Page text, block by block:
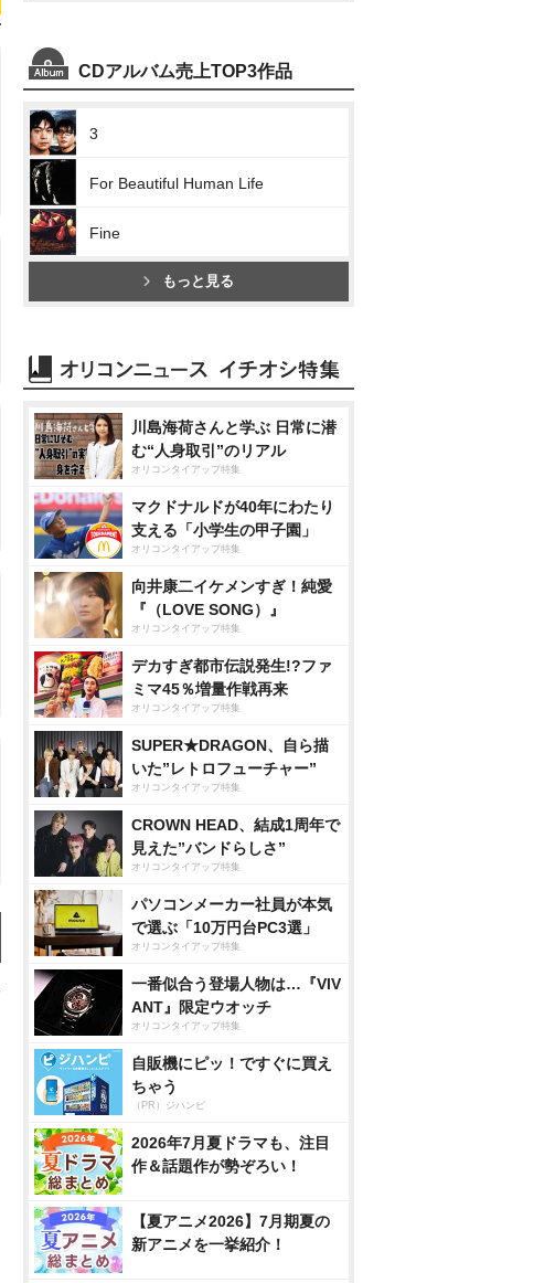
CDアルバム売上TOP3作品
3
For Beautiful Human Life
Fine
もっと見る
川島海荷さんと学ぶ 日常に潜
む“人身取引”のリアル
オリコンタイアップ特集
マクドナルドが40年にわたり
支える「小学生の甲子園」
オリコンタイアップ特集
向井康二イケメンすぎ！純愛
『（LOVE SONG）』
オリコンタイアップ特集
デカすぎ都市伝説発生!?ファ
ミマ45％増量作戦再来
オリコンタイアップ特集
SUPER★DRAGON、自ら描
いた”レトロフューチャー”
オリコンタイアップ特集
CROWN HEAD、結成1周年で
見えた”バンドらしさ”
オリコンタイアップ特集
パソコンメーカー社員が本気
で選ぶ「10万円台PC3選」
オリコンタイアップ特集
一番似合う登場人物は…『VIV
ANT』限定ウオッチ
オリコンタイアップ特集
自販機にピッ！ですぐに買え
ちゃう
（PR）ジハンピ
2026年7月夏ドラマも、注目
作＆話題作が勢ぞろい！
【夏アニメ2026】7月期夏の
新アニメを一挙紹介！